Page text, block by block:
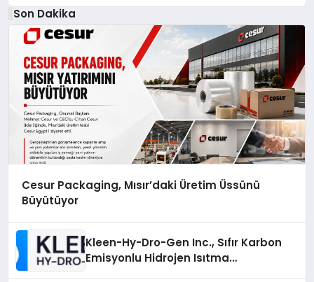
Son Dakika
Cesur Packaging, Mısır’daki Üretim Üssünü
Büyütüyor
Kleen-Hy-Dro-Gen Inc., Sıfır Karbon
Emisyonlu Hidrojen Isıtma